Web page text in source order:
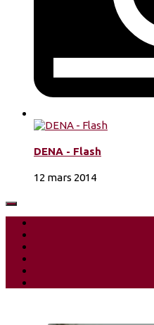
DENA - Flash
12 mars 2014